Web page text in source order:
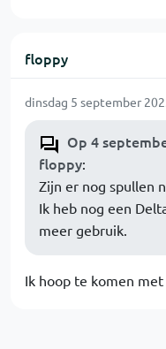
floppy
dinsdag 5 september
Op 4
floppy:
Zijn er nog spullen
Ik heb nog een
meer gebruik.
Ik hoop te komen